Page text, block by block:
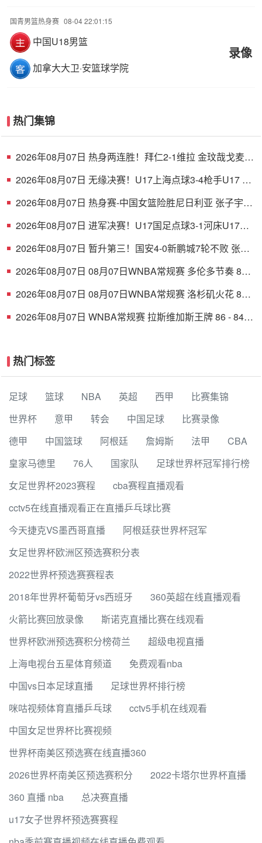
国青男篮热身赛 08-04 22:01:15
中国U18男篮
加拿大大卫·安篮球学院
录像
热门集锦
2026年08月07日 热身两连胜！拜仁2-1维拉 金玟哉戈麦斯
2026年08月07日 无缘决赛！U17上海点球3-4枪手U17 李
2026年08月07日 热身赛-中国女篮险胜尼日利亚 张子宇
2026年08月07日 进军决赛！U17国足点球3-1河床U17将
2026年08月07日 暂升第三！国安4-0新鹏城7轮不败 张玉
2026年08月07日 08月07日WNBA常规赛 多伦多节奏 83 -
2026年08月07日 08月07日WNBA常规赛 洛杉矶火花 89 -
2026年08月07日 WNBA常规赛 拉斯维加斯王牌 86 - 84
热门标签
足球 篮球 NBA 英超 西甲
比赛集锦
世界杯
意甲 转会 中国足球
比赛录像
德甲
中国篮球 阿根廷 詹姆斯 法甲
CBA
皇家马德里
76人 国家队
足球世界杯冠军排行榜
女足世界杯2023赛程
cba赛程直播观看
cctv5在线直播观看正在直播乒乓球比赛
今天捷克VS墨西哥直播
阿根廷获世界杯冠军
女足世界杯欧洲区预选赛积分表
2022世界杯预选赛赛程表
2018年世界杯葡萄牙vs西班牙
360英超在线直播观看
火箭比赛回放录像
斯诺克直播比赛在线观看
世界杯欧洲预选赛积分榜荷兰
超级电视直播
上海电视台五星体育频道
免费观看nba
中国vs日本足球直播
足球世界杯排行榜
咪咕视频体育直播乒乓球
cctv5手机在线观看
中国女足世界杯比赛视频
世界杯南美区预选赛在线直播360
2026世界杯南美区预选赛积分
2022卡塔尔世界杯直播
360 直播 nba
总决赛直播
u17女子世界杯预选赛赛程